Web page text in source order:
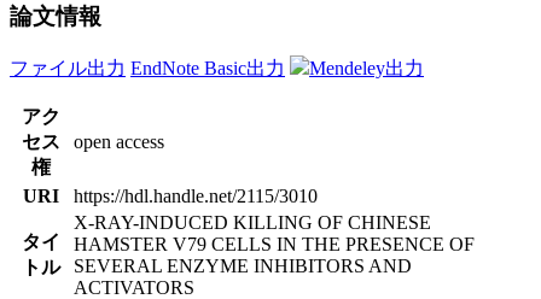
論文情報
ファイル出力 EndNote Basic出力 Mendeley出力
アク
セス
権
open access
URI https://hdl.handle.net/2115/3010
タイ
トル
X-RAY-INDUCED KILLING OF CHINESE
HAMSTER V79 CELLS IN THE PRESENCE OF
SEVERAL ENZYME INHIBITORS AND
ACTIVATORS